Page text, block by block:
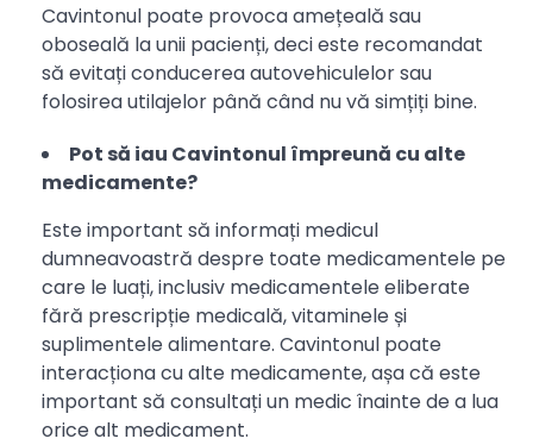
Cavintonul poate provoca amețeală sau
oboseală la unii pacienți, deci este recomandat
să evitați conducerea autovehiculelor sau
folosirea utilajelor până când nu vă simțiți bine.
Pot să iau Cavintonul împreună cu alte
medicamente?
Este important să informați medicul
dumneavoastră despre toate medicamentele pe
care le luați, inclusiv medicamentele eliberate
fără prescripție medicală, vitaminele și
suplimentele alimentare. Cavintonul poate
interacționa cu alte medicamente, așa că este
important să consultați un medic înainte de a lua
orice alt medicament.